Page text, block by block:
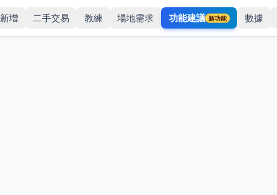
新增 二手交易 教練 場地需求 功能建議 新功能 數據